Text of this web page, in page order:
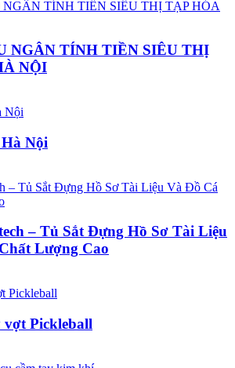
NGÂN TÍNH TIỀN SIÊU THỊ
NỘI
Nội
– Tủ Sắt Đựng Hồ Sơ Tài Liệu
Lượng Cao
Pickleball